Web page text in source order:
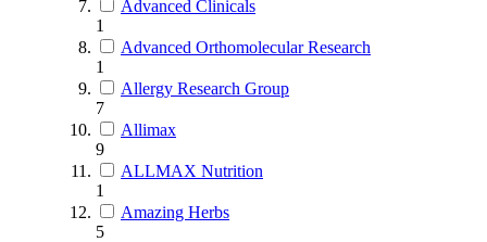
Advanced Clinicals
1
Advanced Orthomolecular Research
1
Allergy Research Group
7
Allimax
9
ALLMAX Nutrition
1
Amazing Herbs
5